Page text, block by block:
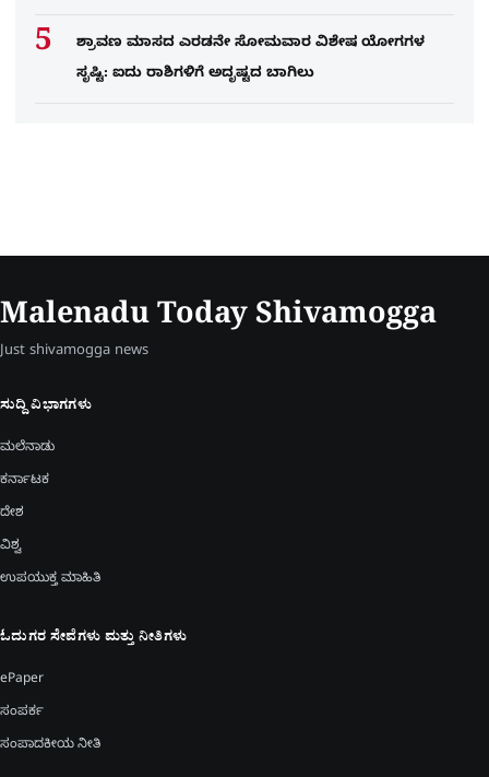
ಶ್ರಾವಣ ಮಾಸದ ಎರಡನೇ ಸೋಮವಾರ ವಿಶೇಷ ಯೋಗಗಳ
ಸೃಷ್ಟಿ: ಐದು ರಾಶಿಗಳಿಗೆ ಅದೃಷ್ಟದ ಬಾಗಿಲು
Malenadu Today Shivamogga
Just shivamogga news
ಸುದ್ದಿ ವಿಭಾಗಗಳು
ಮಲೆನಾಡು
ಕರ್ನಾಟಕ
ದೇಶ
ವಿಶ್ವ
ಉಪಯುಕ್ತ ಮಾಹಿತಿ
ಓದುಗರ ಸೇವೆಗಳು ಮತ್ತು ನೀತಿಗಳು
ePaper
ಸಂಪರ್ಕ
ಸಂಪಾದಕೀಯ ನೀತಿ